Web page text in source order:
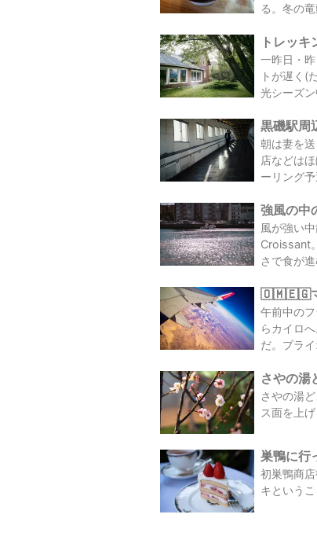
る。冬の
トレッ
一昨日・
トが遅く(
光シーズ
黒磯駅周
朝は妻を
店などは
ーリング
強風の中
風が強い
Croissant
さで食が
🇴🇲🇪🇬マ
午前中の
らカイロ
だ。プラ
さやの湯
さやの湯
ス面を上
巣鴨に行
初巣鴨商
キという